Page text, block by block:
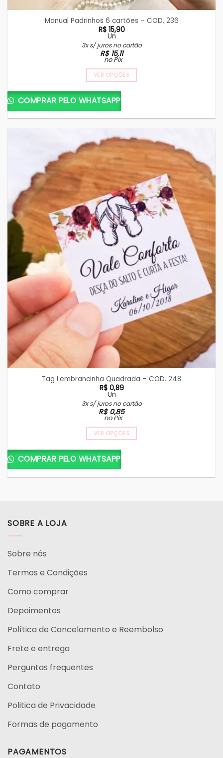
Manual Padrinhos 6 cartões – COD. 236
R$15,90
Un
3x s/ juros no cartão
R$15,11
no Pix
VER OPÇÕES
COMPRAR PELO WHATSAPP
Tag Lembrancinha Quadrada – COD. 248
R$0,89
Un
3x s/ juros no cartão
R$0,85
no Pix
VER OPÇÕES
COMPRAR PELO WHATSAPP
SOBRE A LOJA
Sobre nós
Termos e Condições
Como comprar
Depoimentos
Política de Cancelamento e Reembolso
Frete e entrega
Perguntas frequentes
Contato
Politica de Privacidade
Formas de pagamento
PAGAMENTOS